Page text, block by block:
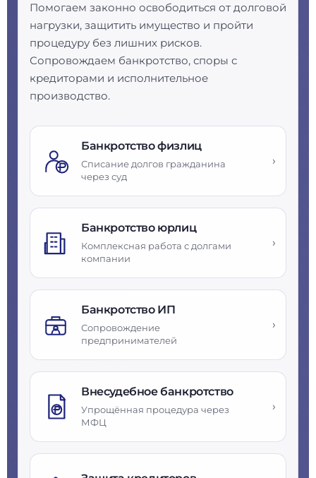
Помогаем законно освободиться от долговой
нагрузки, защитить имущество и пройти
процедуру без лишних рисков.
Сопровождаем банкротство, споры с
кредиторами и исполнительное
производство.
Банкротство физлиц
Списание долгов гражданина
через суд
›
Банкротство юрлиц
Комплексная работа с долгами
компании
›
Банкротство ИП
Сопровождение
предпринимателей
›
Внесудебное банкротство
Упрощённая процедура через
МФЦ
›